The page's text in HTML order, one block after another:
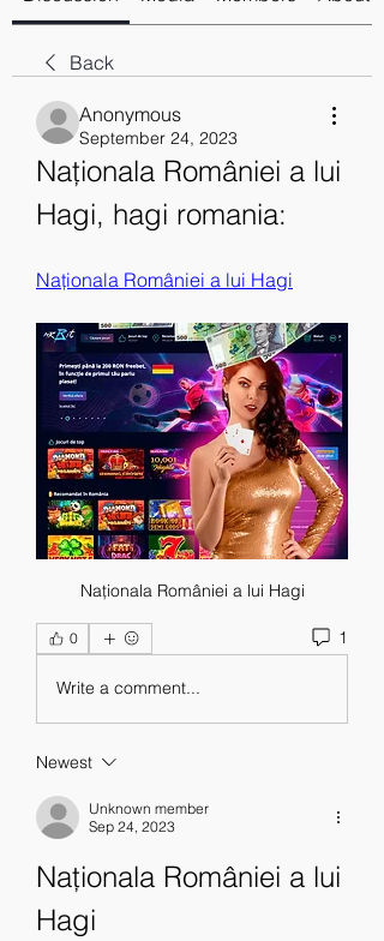
Back
Anonymous
September 24, 2023
Naționala României a lui
Hagi, hagi romania:
Naționala României a lui Hagi
Naționala României a lui Hagi
0 1
Write a comment...
Newest
Unknown member
Sep 24, 2023
Naționala României a lui
Hagi